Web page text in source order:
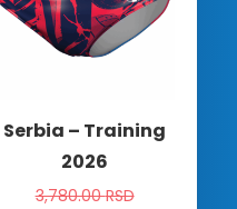
stranici
proizvoda.
Serbia – Training
2026
3,780.00RSD